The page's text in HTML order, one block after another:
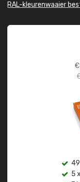
RAL-kleurenwaaier
€
5